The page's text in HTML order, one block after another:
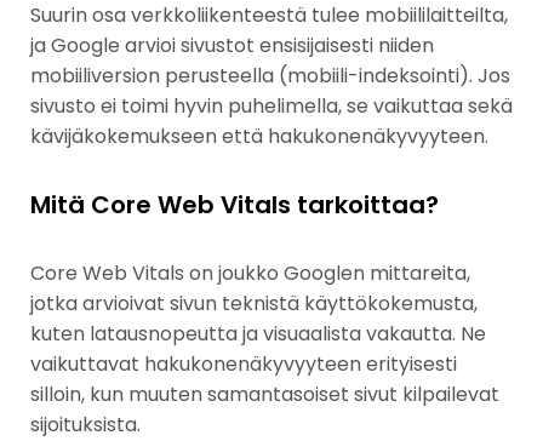
Suurin osa verkkoliikenteestä tulee mobiililaitteilta,
ja Google arvioi sivustot ensisijaisesti niiden
mobiiliversion perusteella (mobiili-indeksointi). Jos
sivusto ei toimi hyvin puhelimella, se vaikuttaa sekä
kävijäkokemukseen että hakukonenäkyvyyteen.
Mitä Core Web Vitals tarkoittaa?
Core Web Vitals on joukko Googlen mittareita,
jotka arvioivat sivun teknistä käyttökokemusta,
kuten latausnopeutta ja visuaalista vakautta. Ne
vaikuttavat hakukonenäkyvyyteen erityisesti
silloin, kun muuten samantasoiset sivut kilpailevat
sijoituksista.